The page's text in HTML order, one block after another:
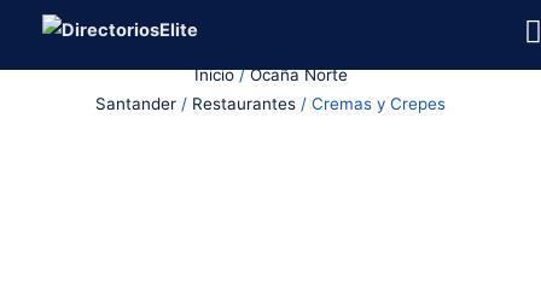
Inicio/Ocaña Norte
Santander / Restaurantes / Cremas y Crepes